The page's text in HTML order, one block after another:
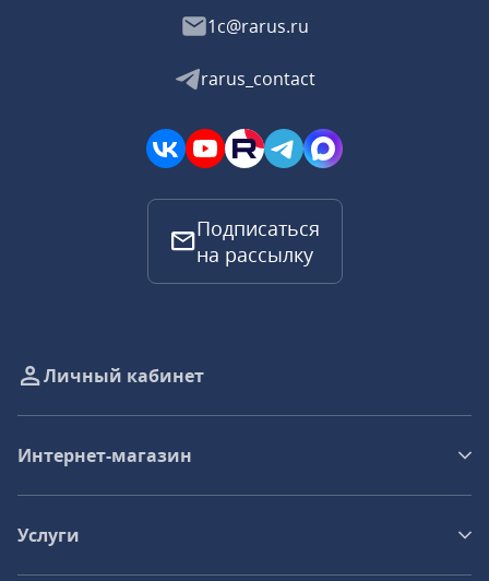
1c@rarus.ru
rarus_contact
Подписаться
на рассылку
Личный кабинет
Интернет-магазин
Услуги